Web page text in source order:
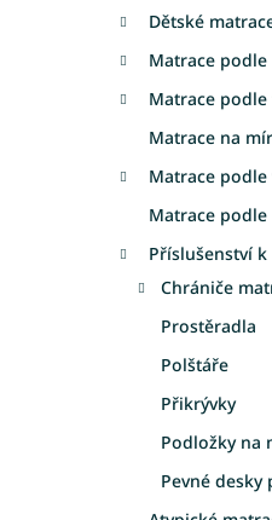
Dětské
Matrace
Matrace
Matrace na
Matrace podle
Matrace
Příslušenství
Chrániče
Prostěradla
Polštáře
Přikrývky
Podložky na
Pevné desky